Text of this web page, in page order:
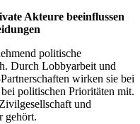
Akteure beeinflussen
politische
Durch Lobbyarbeit und
wirken sie bei
politischen Prioritäten mit.
und
gehört.